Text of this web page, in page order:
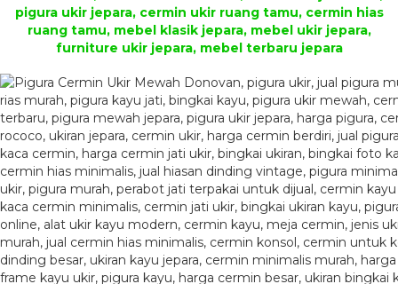
pigura ukir jepara, cermin ukir ruang tamu, cermin hias
ruang tamu, mebel klasik jepara, mebel ukir jepara,
furniture ukir jepara, mebel terbaru jepara